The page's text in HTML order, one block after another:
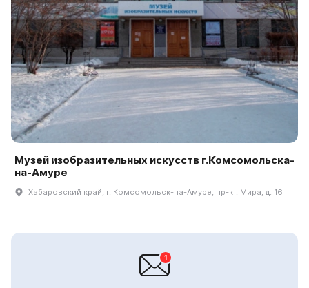
Музей изобразительных искусств г.Комсомольска-
на-Амуре
Хабаровский край, г. Комсомольск-на-Амуре, пр-кт. Мира, д. 16